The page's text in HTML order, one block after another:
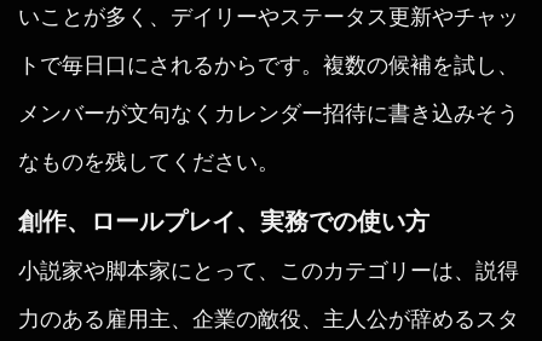
いことが多く、デイリーやステータス更新やチャッ
トで毎日口にされるからです。複数の候補を試し、
メンバーが文句なくカレンダー招待に書き込みそう
なものを残してください。
創作、ロールプレイ、実務での使い方
小説家や脚本家にとって、このカテゴリーは、説得
力のある雇用主、企業の敵役、主人公が辞めるスタ